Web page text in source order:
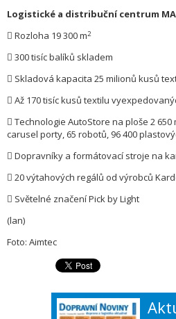
Logistické a distribuční centrum
 Rozloha 19 300 m2
 300 tisíc balíků skladem
 Skladová kapacita 25 milionů kusů
 Až 170 tisíc kusů textilu
 Technologie AutoStore na ploše 2 650
carusel porty, 65 robotů, 96 400
 Dopravníky a formátovací stroje na
 20 výtahových regálů od výrobců
 Světelné značení Pick by Light
(lan)
Foto: Aimtec